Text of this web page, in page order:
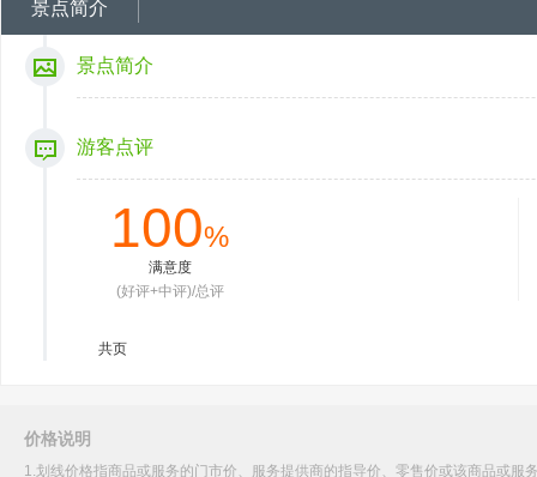
景点简介
景点简介
游客点评
100%
满意度
(好评+中评)/总评
共页
价格说明
1.划线价格指商品或服务的门市价、服务提供商的指导价、零售价或该商品或